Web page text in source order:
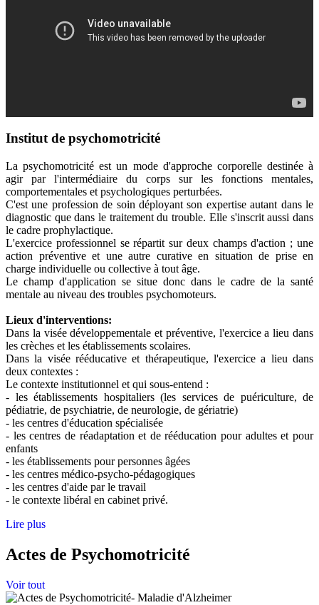
Institut de psychomotricité
La psychomotricité est un mode d'approche corporelle destinée à
agir par l'intermédiaire du corps sur les fonctions mentales,
comportementales et psychologiques perturbées.
C'est une profession de soin déployant son expertise autant dans le
diagnostic que dans le traitement du trouble. Elle s'inscrit aussi dans
le cadre prophylactique.
L'exercice professionnel se répartit sur deux champs d'action ; une
action préventive et une autre curative en situation de prise en
charge individuelle ou collective à tout âge.
Le champ d'application se situe donc dans le cadre de la santé
mentale au niveau des troubles psychomoteurs.
Lieux d'interventions:
Dans la visée développementale et préventive, l'exercice a lieu dans
les crèches et les établissements scolaires.
Dans la visée rééducative et thérapeutique, l'exercice a lieu dans
deux contextes :
Le contexte institutionnel et qui sous-entend :
- les établissements hospitaliers (les services de puériculture, de
pédiatrie, de psychiatrie, de neurologie, de gériatrie)
- les centres d'éducation spécialisée
- les centres de réadaptation et de rééducation pour adultes et pour
enfants
- les établissements pour personnes âgées
- les centres médico-psycho-pédagogiques
- les centres d'aide par le travail
- le contexte libéral en cabinet privé.
Lire plus
Actes de Psychomotricité
Voir tout